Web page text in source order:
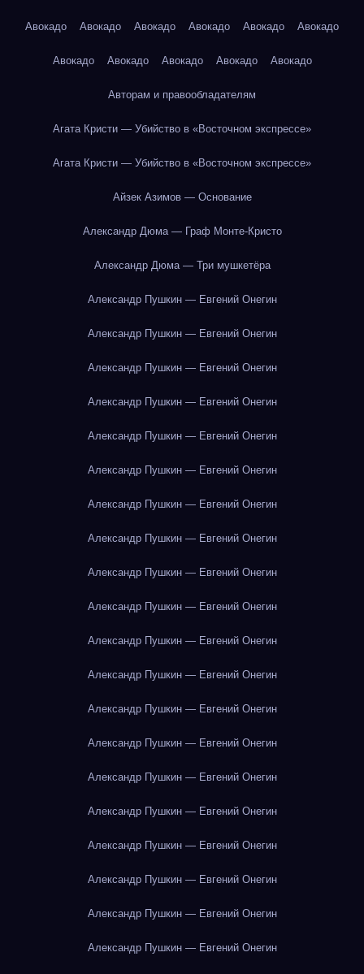
Авокадо Авокадо Авокадо Авокадо Авокадо Авокадо
Авокадо Авокадо Авокадо Авокадо Авокадо
Авторам и правообладателям
Агата Кристи — Убийство в «Восточном экспрессе»
Агата Кристи — Убийство в «Восточном экспрессе»
Айзек Азимов — Основание
Александр Дюма — Граф Монте-Кристо
Александр Дюма — Три мушкетёра
Александр Пушкин — Евгений Онегин
Александр Пушкин — Евгений Онегин
Александр Пушкин — Евгений Онегин
Александр Пушкин — Евгений Онегин
Александр Пушкин — Евгений Онегин
Александр Пушкин — Евгений Онегин
Александр Пушкин — Евгений Онегин
Александр Пушкин — Евгений Онегин
Александр Пушкин — Евгений Онегин
Александр Пушкин — Евгений Онегин
Александр Пушкин — Евгений Онегин
Александр Пушкин — Евгений Онегин
Александр Пушкин — Евгений Онегин
Александр Пушкин — Евгений Онегин
Александр Пушкин — Евгений Онегин
Александр Пушкин — Евгений Онегин
Александр Пушкин — Евгений Онегин
Александр Пушкин — Евгений Онегин
Александр Пушкин — Евгений Онегин
Александр Пушкин — Евгений Онегин